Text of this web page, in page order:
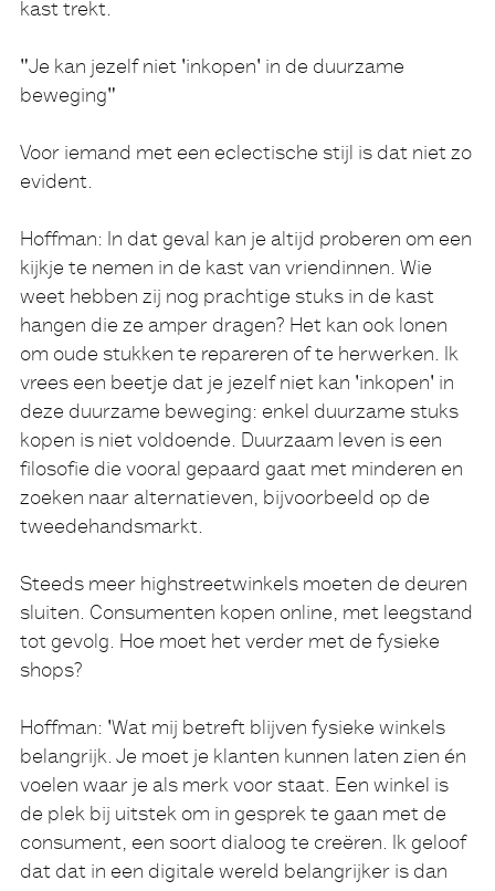
kast trekt.
"Je kan jezelf niet 'inkopen' in de duurzame
beweging"
Voor iemand met een eclectische stijl is dat niet zo
evident.
Hoffman: In dat geval kan je altijd proberen om een
kijkje te nemen in de kast van vriendinnen. Wie
weet hebben zij nog prachtige stuks in de kast
hangen die ze amper dragen? Het kan ook lonen
om oude stukken te repareren of te herwerken. Ik
vrees een beetje dat je jezelf niet kan 'inkopen' in
deze duurzame beweging: enkel duurzame stuks
kopen is niet voldoende. Duurzaam leven is een
filosofie die vooral gepaard gaat met minderen en
zoeken naar alternatieven, bijvoorbeeld op de
tweedehandsmarkt.
Steeds meer highstreetwinkels moeten de deuren
sluiten. Consumenten kopen online, met leegstand
tot gevolg. Hoe moet het verder met de fysieke
shops?
Hoffman: 'Wat mij betreft blijven fysieke winkels
belangrijk. Je moet je klanten kunnen laten zien én
voelen waar je als merk voor staat. Een winkel is
de plek bij uitstek om in gesprek te gaan met de
consument, een soort dialoog te creëren. Ik geloof
dat dat in een digitale wereld belangrijker is dan